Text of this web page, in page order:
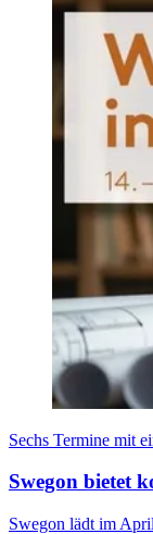
Sechs Termine mit
Swegon bietet
Swegon lädt im